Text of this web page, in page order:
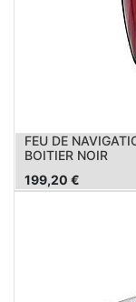
FEU DE
BOITIER NOIR
199,20 €